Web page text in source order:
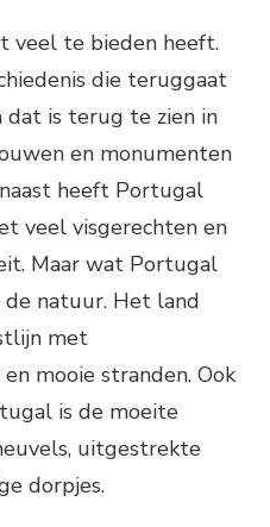
veel te bieden heeft.
die teruggaat
is terug te zien in
en monumenten
heeft Portugal
veel visgerechten en
Maar wat Portugal
de natuur. Het land
met
mooie stranden. Ook
is de moeite
uitgestrekte
dorpjes.